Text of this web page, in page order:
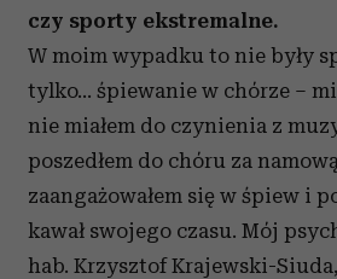
czy sporty ekstremalne.
W moim wypadku to nie były
tylko... śpiewanie w chórze –
nie miałem do czynienia z
poszedłem do chóru za
zaangażowałem się w śpiew i
kawał swojego czasu. Mój
hab. Krzysztof Krajewski-